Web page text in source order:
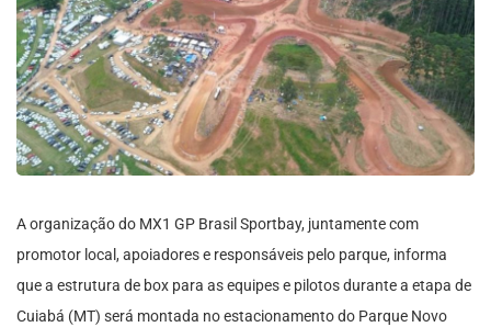
A organização do MX1 GP Brasil Sportbay, juntamente com
promotor local, apoiadores e responsáveis pelo parque, informa
que a estrutura de box para as equipes e pilotos durante a etapa de
Cuiabá (MT) será montada no estacionamento do Parque Novo